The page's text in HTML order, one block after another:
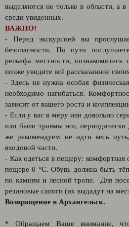
выделяются не только в области, а
среди увиденных.
ВАЖНО!
- Перед экскурсией вы
безопасности. По пути
рельефа местности,
позже увидите всё рассказанное
- Здесь не нужна особая
необходимо нагибаться.
зависит от вашего роста и
- Если у вас в меру или довольно
или были травмы ног,
же рекомендуем не идти весь
входовой части.
- Как одеться в пещеру:
пещере 0 °С. Обувь должна быть
по камням и лесной тропе. Для
резиновые сапоги (их выдадут на
Возвращение в Архангельск.
* Обращаем Ваше внимание,